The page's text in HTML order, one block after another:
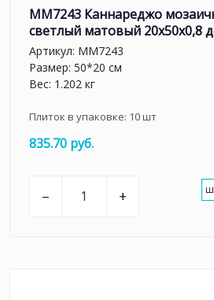
MM7243 Каннареджо
светлый матовый 20x50x0,8
Артикул: MM7243
Размер: 50*20 см
Вес: 1.202 кг
Плиток в упаковке: 10шт
835.70 руб.
– +